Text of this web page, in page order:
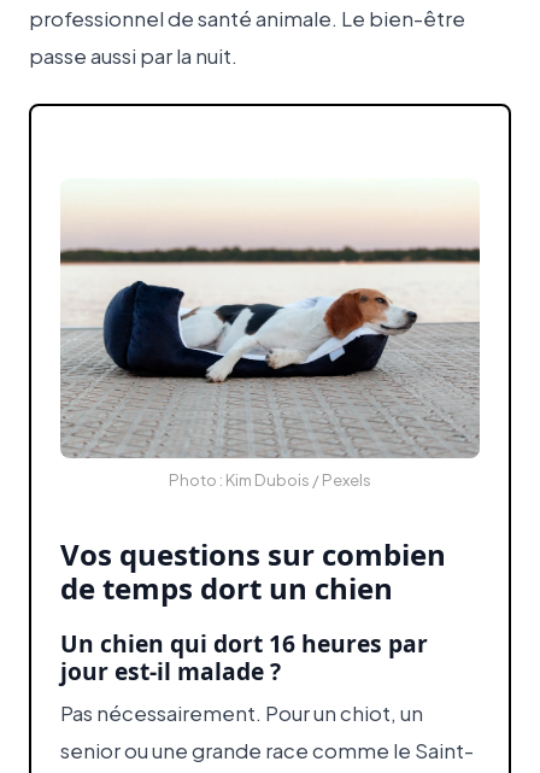
professionnel de santé animale. Le bien-être
passe aussi par la nuit.
Photo : Kim Dubois / Pexels
Vos questions sur combien
de temps dort un chien
Un chien qui dort 16 heures par
jour est-il malade ?
Pas nécessairement. Pour un chiot, un
senior ou une grande race comme le Saint-